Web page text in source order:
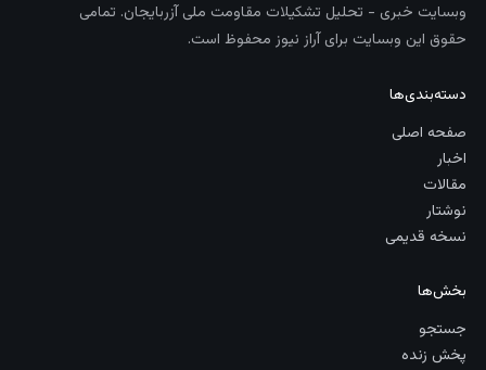
وبسایت خبری - تحلیل تشکیلات مقاومت ملی آزربایجان. تمامی
حقوق این وبسایت برای آراز نیوز محفوظ است.
دسته‌بندی‌ها
صفحه اصلی
اخبار
مقالات
نوشتار
نسخه قدیمی
بخش‌ها
جستجو
پخش زنده